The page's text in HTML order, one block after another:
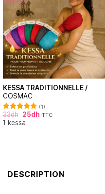
KESSA TRADITIONNELLE /
COSMAC
Note
5.00
sur 5
(1)
33dh 25dh TTC
1 kessa
DESCRIPTION